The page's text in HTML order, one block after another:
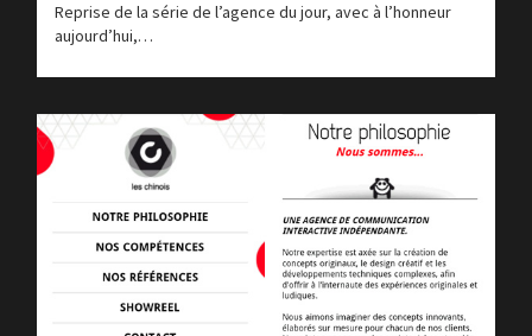
Reprise de la série de l’agence du jour, avec à l’honneur
aujourd’hui,…